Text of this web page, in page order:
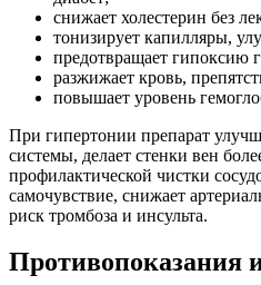
снижает холестерин без
тонизирует капилляры,
предотвращает гипоксию
разжижает кровь,
повышает уровень
При гипертонии препарат
системы, делает стенки вен
профилактической чистки
самочувствие, снижает
риск тромбоза и инсульта.
Противопоказания